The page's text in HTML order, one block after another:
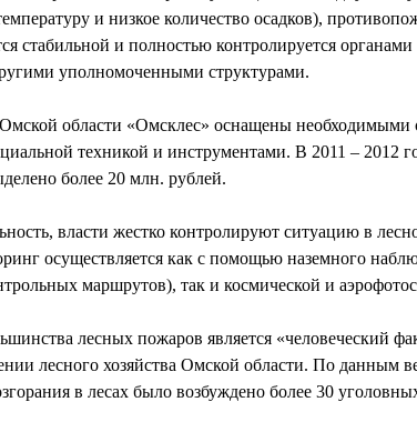
и низкое количество осадков),
стабильной и полностью контролируется органами
уполномоченными структурами.
области «Омсклес» оснащены необходимыми
техникой и инструментами. В 2011 – 2012
более 20 млн. рублей.
власти жестко контролируют ситуацию в
осуществляется как с помощью наземного
маршрутов), так и космической и
лесных пожаров является «человеческий
лесного хозяйства Омской области. По данным
в лесах было возбуждено более 30